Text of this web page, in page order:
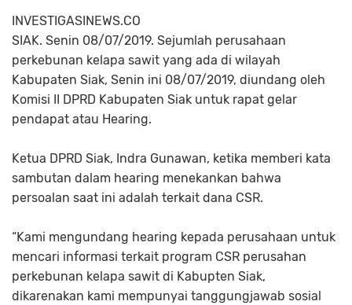
INVESTIGASINEWS.CO
SIAK. Senin 08/07/2019. Sejumlah perusahaan
perkebunan kelapa sawit yang ada di wilayah
Kabupaten Siak, Senin ini 08/07/2019, diundang oleh
Komisi II DPRD Kabupaten Siak untuk rapat gelar
pendapat atau Hearing.
Ketua DPRD Siak, Indra Gunawan, ketika memberi kata
sambutan dalam hearing menekankan bahwa
persoalan saat ini adalah terkait dana CSR.
“Kami mengundang hearing kepada perusahaan untuk
mencari informasi terkait program CSR perusahan
perkebunan kelapa sawit di Kabupten Siak,
dikarenakan kami mempunyai tanggungjawab sosial